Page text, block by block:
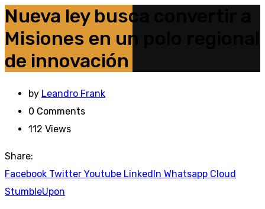
Nueva ley busca convertir a
Misiones en un polo regional
de innovación
by Leandro Frank
0 Comments
112 Views
Share:
Facebook Twitter Youtube LinkedIn Whatsapp Cloud
StumbleUpon